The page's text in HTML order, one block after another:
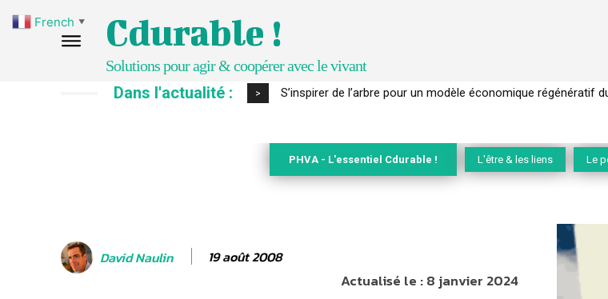
Cdurable !
Solutions pour agir & coopérer avec le vivant
Dans l'actualité : > S’inspirer de l’arbre pour un modèle économique régénératif du
IPBES : le « GIEC de la biodiversité » appelle les entreprises à
PHVA - L'essentiel Cdurable ! L'être & les liens Le
David Naulin 19 août 2008
Actualisé le :8 janvier 2024
French ▼